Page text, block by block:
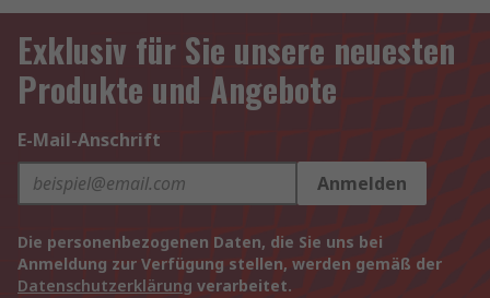
Exklusiv für Sie unsere neuesten
Produkte und Angebote
E-Mail-Anschrift
Anmelden
Die personenbezogenen Daten, die Sie uns bei
Anmeldung zur Verfügung stellen, werden gemäß der
Datenschutzerklärung verarbeitet.